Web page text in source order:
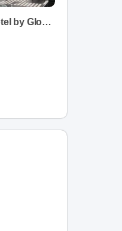
Destiny Marine Hotel by Glory Wedding